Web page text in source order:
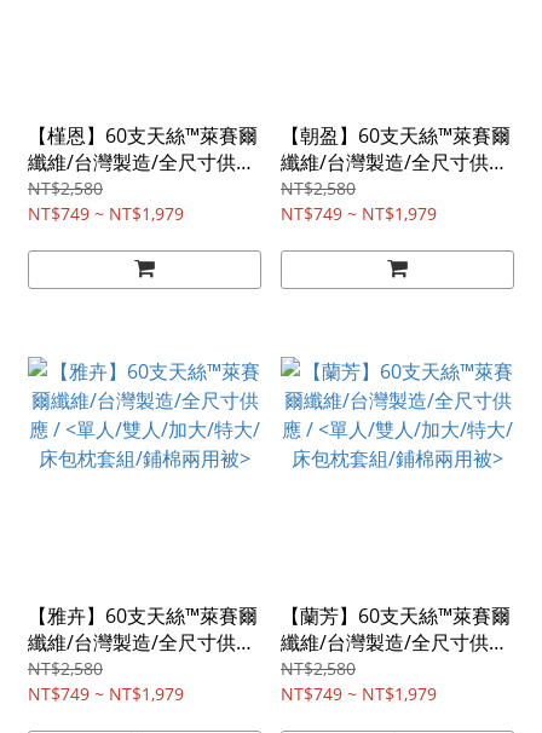
【槿恩】60支天絲™萊賽爾
纖維/台灣製造/全尺寸供應
/ <單人/雙人/加大/特大/床
包枕套組/鋪棉兩用被>
NT$2,580
NT$749 ~ NT$1,979
【朝盈】60支天絲™萊賽爾
纖維/台灣製造/全尺寸供應
/ <單人/雙人/加大/特大/床
包枕套組/鋪棉兩用被>
NT$2,580
NT$749 ~ NT$1,979
【雅卉】60支天絲™萊賽爾
纖維/台灣製造/全尺寸供應
/ <單人/雙人/加大/特大/床
包枕套組/鋪棉兩用被>
NT$2,580
NT$749 ~ NT$1,979
【蘭芳】60支天絲™萊賽爾
纖維/台灣製造/全尺寸供應
/ <單人/雙人/加大/特大/床
包枕套組/鋪棉兩用被>
NT$2,580
NT$749 ~ NT$1,979